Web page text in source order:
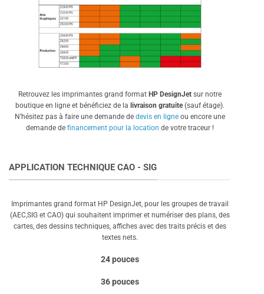
Retrouvez les imprimantes grand format HP DesignJetsur notre
boutique en ligne et bénéficiez de la livraison gratuite(sauf étage).
N’hésitez pas à faire une demande de devis en ligneou encore une
demande de financement pour la location de votre traceur !
APPLICATION TECHNIQUE CAO - SIG
Imprimantes grand format HP DesignJet, pour les groupes de travail
(AEC,SIG et CAO) qui souhaitent imprimer et numériser des plans, des
cartes, des dessins techniques, affiches avec des traits précis et des
textes nets.
24 pouces
36 pouces